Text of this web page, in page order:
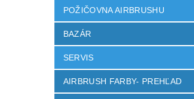
POŽIČOVNA AIRBRUSHU
BAZÁR
SERVIS
AIRBRUSH FARBY- PREHĽAD